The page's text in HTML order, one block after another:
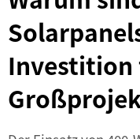
Investition